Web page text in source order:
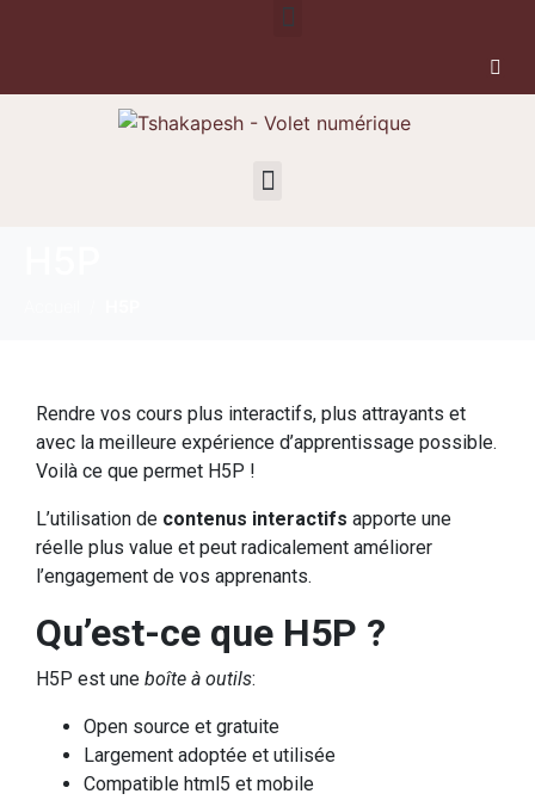
Rendre vos cours plus interactifs, plus attrayants et
avec la meilleure expérience d’apprentissage possible.
Voilà ce que permet H5P !
L’utilisation de contenus interactifs apporte une
réelle plus value et peut radicalement améliorer
l’engagement de vos apprenants.
Qu’est-ce que H5P ?
H5P est une boîte à outils:
Open source et gratuite
Largement adoptée et utilisée
Compatible html5 et mobile